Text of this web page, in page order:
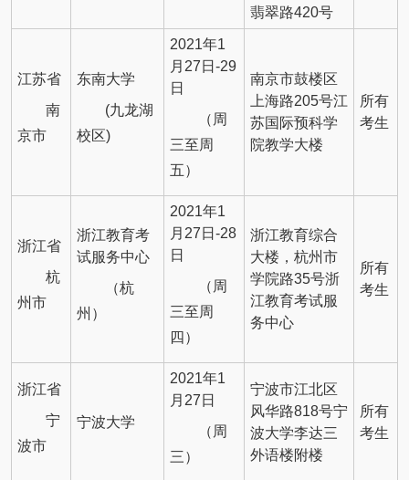
翡翠路420号
江苏省
南
京市
东南大学
(九龙湖
校区)
2021年1
月27日-29
日
（周
三至周
五）
南京市鼓楼区
上海路205号江
苏国际预科学
院教学大楼
所有
考生
浙江省
杭
州市
浙江教育考
试服务中心
（杭
州）
2021年1
月27日-28
日
（周
三至周
四）
浙江教育综合
大楼，杭州市
学院路35号浙
江教育考试服
务中心
所有
考生
浙江省
宁
波市
宁波大学
2021年1
月27日
（周
三）
宁波市江北区
风华路818号宁
波大学李达三
外语楼附楼
所有
考生